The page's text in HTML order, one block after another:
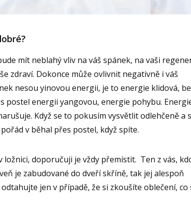
mít neblahý vliv na váš spánek, na vaši
zdraví. Dokonce může ovlivnit negativně i váš
nesou yinovou energii, je to energie klidová,
postel energii yangovou, energie pohybu.
Když se to pokusím vysvětlit odlehčeně a s
v běhal přes postel, když spíte.
ložnici, doporučuji je vždy přemístit. Ten z vás,
je zabudované do dveří skříně, tak jej alespoň
jen v případě, že si zkoušíte oblečení, co